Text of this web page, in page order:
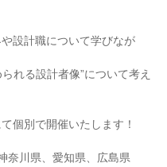
設計職について学びなが
れる設計者像”について考え
個別で開催いたします！
奈川県、愛知県、広島県